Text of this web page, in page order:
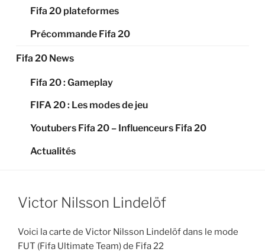
Fifa 20 plateformes
Précommande Fifa 20
Fifa 20 News
Fifa 20 : Gameplay
FIFA 20 : Les modes de jeu
Youtubers Fifa 20 – Influenceurs Fifa 20
Actualités
Victor Nilsson Lindelöf
Voici la carte de Victor Nilsson Lindelöf dans le mode
FUT (Fifa Ultimate Team) de Fifa 22